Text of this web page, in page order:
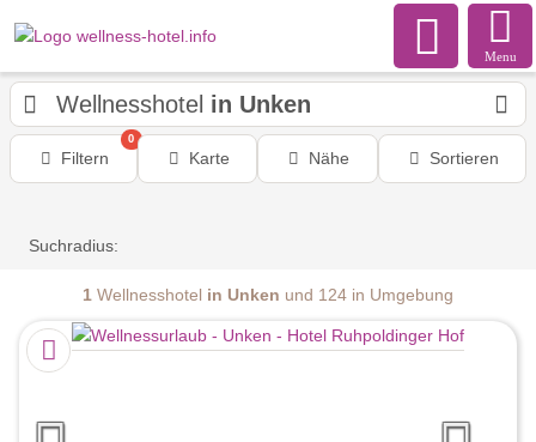
Menu
Wellnesshotel in Unken
Filtern
0
Karte Nähe Sortieren
Suchradius:
1 Wellnesshotel in Unken und 124 in Umgebung